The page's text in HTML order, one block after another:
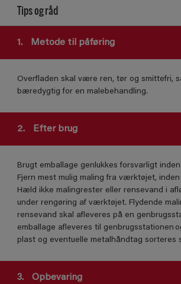
Tips og råd
1. Metode til påføring
Overfladen skal være ren, tør og smittefri,
bæredygtig for en malebehandling.
2. Efter brug
Brugt emballage genlukkes forsvarligt
Fjern mest mulig maling fra værktøjet,
Hæld ikke malingrester eller rensevand i
under rengøring af værktøjet. Flydende
rensevand skal afleveres på en
emballage afleveres til genbrugsstationen
plast og eventuelle metalhåndtag sorteres
3. Opbevaring